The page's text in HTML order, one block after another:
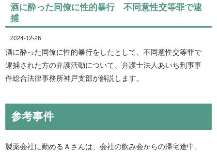
酒に酔った同僚に性的暴行 不同意性交等罪で逮
捕
2024-12-26
酒に酔った同僚に性的暴行をしたとして、不同意性交等罪で
逮捕された方の弁護活動について、弁護士法人あいち刑事事
件総合法律事務所神戸支部が解説します。
参考事件
製薬会社に勤めるＡさんは、会社の飲み会からの帰宅途中、